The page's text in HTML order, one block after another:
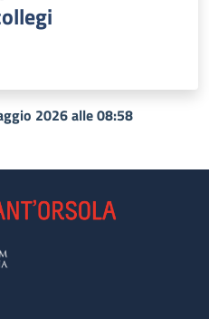
2026 alle 08:58